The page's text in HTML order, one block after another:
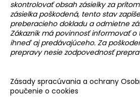
skontrolovať obsah zásielky za
zásielka poškodená, tento stav
preberacieho dokladu a odmietne
Zákazník má povinnosť informovať o
ihneď aj predávajúceho. Za
prepravy nesie zodpovednosť
Zásady spracúvania a ochrany
poučenie o cookies